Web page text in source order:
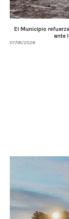
El Municipio
ante
07/08/2026